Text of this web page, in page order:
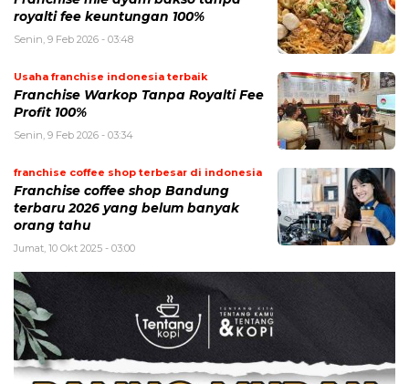
royalti fee keuntungan 100%
Senin, 9 Feb 2026 - 03:48
Usaha franchise indonesia terbaik
Franchise Warkop Tanpa Royalti Fee
Profit 100%
Senin, 9 Feb 2026 - 03:34
franchise coffee shop terbesar di indonesia
Franchise coffee shop Bandung
terbaru 2026 yang belum banyak
orang tahu
Jumat, 10 Okt 2025 - 03:00